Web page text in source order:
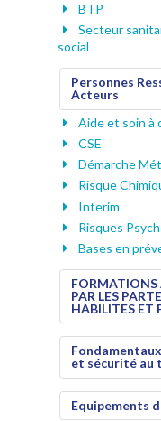
BTP
Secteur
social
Personnes
Acteurs
Aide et soin à
CSE
Démarche
Risque
Interim
Risques
Bases en
FORMATIONS
PAR LES
HABILITES ET
et sécurité au
Equipements